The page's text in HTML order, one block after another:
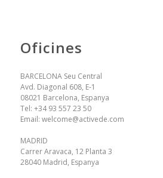
Oficines
BARCELONA Seu Central
Avd. Diagonal 608, E-1
08021 Barcelona, Espanya
Tel: +34 93 557 23 50
Email: welcome@activede.com
MADRID
Carrer Aravaca, 12 Planta 3
28040 Madrid, Espanya